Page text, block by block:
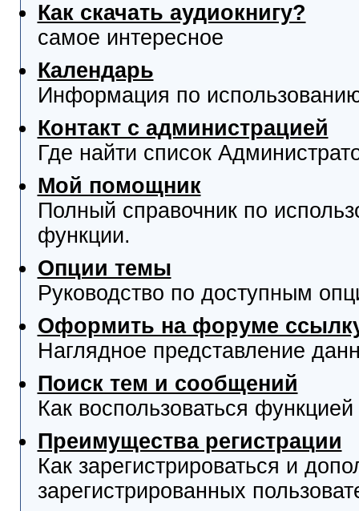
Как скачать аудиокнигу?
самое интересное
Календарь
Информация по
Контакт с администрацией
Где найти список
Мой помощник
Полный справочник по
функции.
Опции темы
Руководство по доступным
Оформить на форуме ссылку
Наглядное представление
Поиск тем и сообщений
Как воспользоваться
Преимущества регистрации
Как зарегистрироваться и
зарегистрированных